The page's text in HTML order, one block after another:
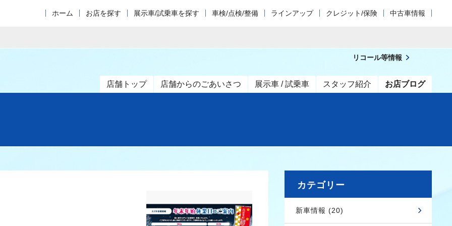
ホーム お店を探す 展示車/試乗車を探す 車検/点検/整備 ラインアップ クレジット/保険 中古車情報
店舗トップ 店舗からのごあいさつ 展示車 / 試乗車 スタッフ紹介 お店ブログ
リコール等情報
カテゴリー
新車情報 (20)